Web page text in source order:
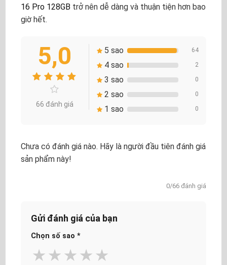
16 Pro 128GB trở nên dễ dàng và thuận tiện hơn bao
giờ hết.
5,0
66 đánh giá
5 sao 64
4 sao 2
3 sao 0
2 sao 0
1 sao 0
Chưa có đánh giá nào. Hãy là người đầu tiên đánh giá
sản phẩm này!
0/66 đánh giá
Gửi đánh giá của bạn
Chọn số sao *
★
★
★
★
★